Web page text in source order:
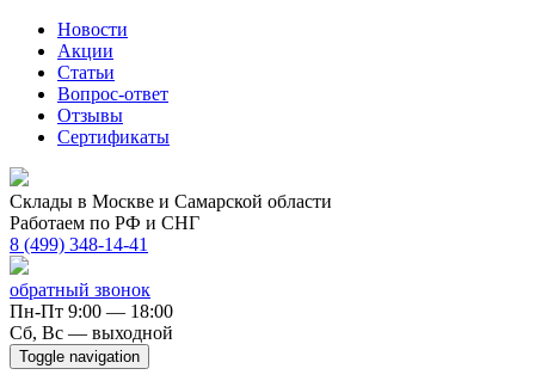
Новости
Акции
Статьи
Вопрос-ответ
Отзывы
Сертификаты
Склады в Москве и Самарской области
Работаем по РФ и СНГ
8 (499) 348-14-41
обратный звонок
Пн-Пт 9:00 — 18:00
Сб, Вс — выходной
Toggle navigation